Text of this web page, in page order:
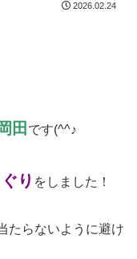
2026.02.24
田 です(^^♪
り をしました！
たらないように避け